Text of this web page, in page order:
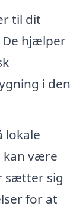
til dit
De hjælper
i den
lokale
kan være
sætter sig
for at